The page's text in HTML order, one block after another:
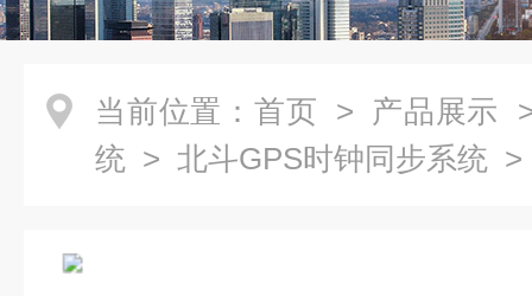
当前位置： 首页 > 产品展示
统 > 北斗GPS时钟同步系统 >